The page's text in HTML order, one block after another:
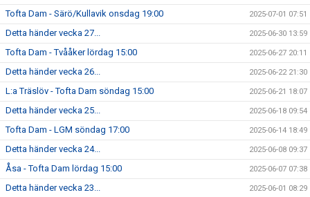
Tofta Dam - Särö/Kullavik onsdag 19:00 2025-07-01 07:51
Detta händer vecka 27... 2025-06-30 13:59
Tofta Dam - Tvååker lördag 15:00 2025-06-27 20:11
Detta händer vecka 26... 2025-06-22 21:30
L:a Träslöv - Tofta Dam söndag 15:00 2025-06-21 18:07
Detta händer vecka 25... 2025-06-18 09:54
Tofta Dam - LGM söndag 17:00 2025-06-14 18:49
Detta händer vecka 24... 2025-06-08 09:37
Åsa - Tofta Dam lördag 15:00 2025-06-07 07:38
Detta händer vecka 23... 2025-06-01 08:29